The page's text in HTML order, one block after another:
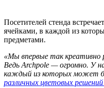
Посетителей стенда
ячейками, в каждой из
предметами.
«Мы впервые так
Ведь Archpole — огромно. У
каждый из которых может
различных цветовых